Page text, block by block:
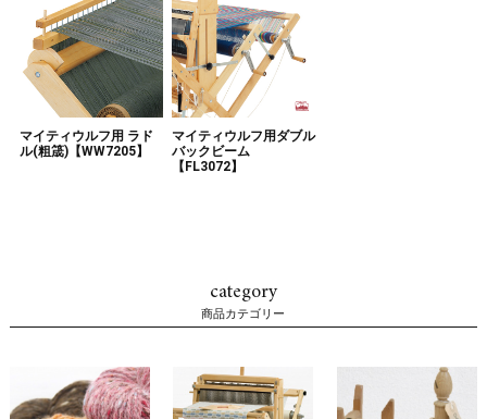
マイティウルフ用 ラド
ル(粗筬)【WW7205】
マイティウルフ用ダブル
バックビーム
【FL3072】
category
商品カテゴリー